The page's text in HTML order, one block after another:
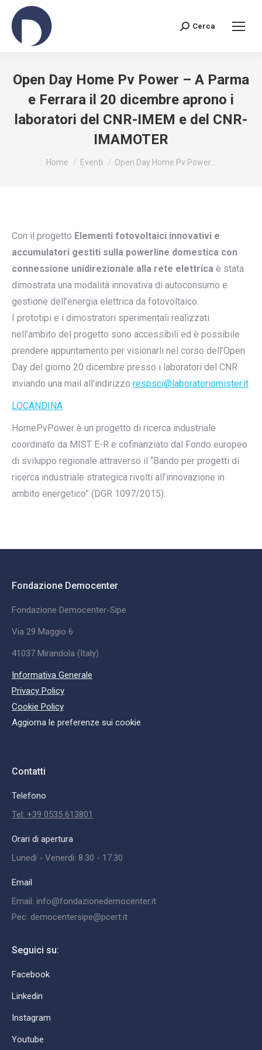
Search:
Cerca
Open Day Home Pv Power – A Parma
e Ferrara il 20 dicembre aprono i
laboratori del CNR-IMEM e del CNR-
IMAMOTER
You are here:
Home Eventi Open Day Home Pv Power…
Con il progetto Elementi fotovoltaici innovativi e
accumulatori gestiti sulla powerline domestica con
connessione unidirezionale alla rete elettrica è stata
dimostrata una modalità innovativa di autoconsumo e
gestione dell’energia elettrica da fotovoltaico.
I prototipi e i dimostratori sperimentali realizzati
nell’ambito del progetto sono accessibili ed è possibile
prendere appuntamento per visionarli nel corso dell’Open
Day del giorno 20 dicembre presso i laboratori del CNR
inviando una mail all’indirizzo respsci@laboratoriomister.it
LOCANDINA
HomePvPower è un progetto di ricerca industriale
coordinato da MIST E-R e cofinanziato dal Fondo europeo
di sviluppo regionale attraverso il “Bando per progetti di
ricerca industriale strategica rivolti all’innovazione in
ambito energetico” (DGR 1097/2015).
Fondazione Democenter
Fondazione Democenter-Sipe
Via 29 Maggio 6
41037 Mirandola (Italy)
Informativa Generale
Privacy Policy
Cookie Policy
Aggiorna le preferenze sui cookie
Contatti
Telefono
Tel: +39 0535 613801
Orari di apertura
Lunedì - Venerdì: 8.30 - 17.30
Email
Email: info@fondazionedemocenter.it
Pec: democentersipe@pcert.it
Seguici su:
Facebook
Linkedin
Instagram
Youtube